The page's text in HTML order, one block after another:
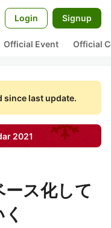
Login Signup
Official Event Official
since last update.
2021
ス化して